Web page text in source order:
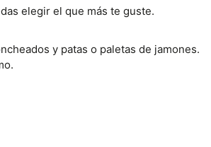
elegir el que más te guste.
y patas o paletas de jamones.